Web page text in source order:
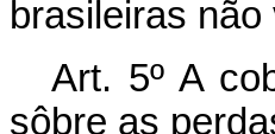
brasileiras
Art. 5º A
sôbre as